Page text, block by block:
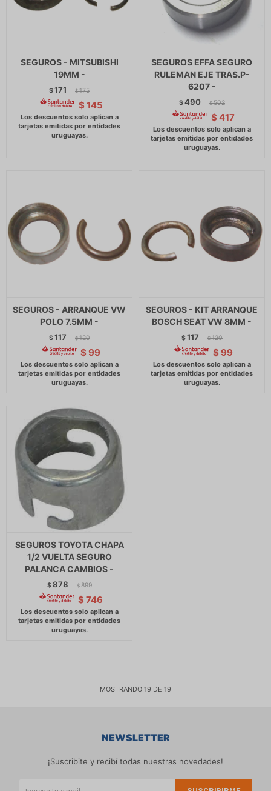
SEGUROS - MITSUBISHI
19MM -
$171 $ 175
$ 145
SEGUROS EFFA SEGURO
RULEMAN EJE TRAS.P-
6207 -
$490 $ 502
$ 417
SEGUROS - ARRANQUE VW
POLO 7.5MM -
$117 $ 120
$ 99
SEGUROS - KIT ARRANQUE
BOSCH SEAT VW 8MM -
$117 $ 120
$ 99
SEGUROS TOYOTA CHAPA
1/2 VUELTA SEGURO
PALANCA CAMBIOS -
$878 $ 899
$ 746
MOSTRANDO 19 DE 19
NEWSLETTER
¡Suscribite y recibí todas nuestras novedades!